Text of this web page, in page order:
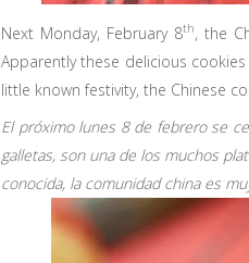
Next Monday, February 8th, the
Apparently these delicious
little known festivity, the Chinese
El próximo lunes 8 de febrero se
galletas, son una de los muchos
conocida, la comunidad china es